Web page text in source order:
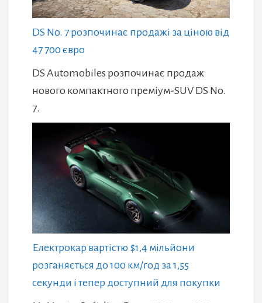
DS No. 7 розпочинає продажі за ціною від
47 700 євро
DS Automobiles розпочинає продаж
нового компактного преміум-SUV DS No.
7.
Електрокар вартістю $1,4 мільйони
розганяється до 100 км/год за 1,55
секунди і тепер доступний для покупки